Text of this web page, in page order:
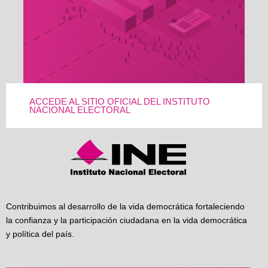
ACCEDE AL SITIO OFICIAL DEL INSTITUTO
NACIONAL ELECTORAL
Contribuimos al desarrollo de la vida democrática fortaleciendo
la confianza y la participación ciudadana en la vida democrática
y política del país.